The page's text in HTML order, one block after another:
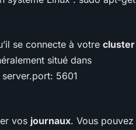
se connecte à votre cluster
situé dans
server.port: 5601
vos journaux. Vous pouvez